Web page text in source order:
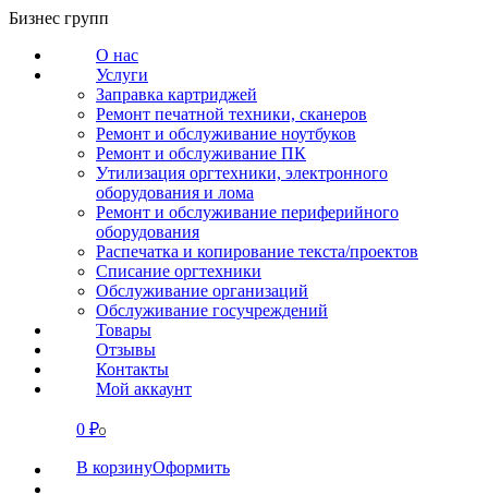
Перейти
содержанию
Бизнес групп
О нас
Услуги
Заправка картриджей
Ремонт печатной техники, сканеров
Ремонт и обслуживание ноутбуков
Ремонт и обслуживание ПК
Утилизация оргтехники, электронного
оборудования и лома
Ремонт и обслуживание периферийного
оборудования
Распечатка и копирование текста/проектов
Списание оргтехники
Обслуживание организаций
Обслуживание госучреждений
Товары
Отзывы
Контакты
Мой аккаунт
0 ₽0
В корзинуОформить
СВЯЗАТЬСЯ
О нас